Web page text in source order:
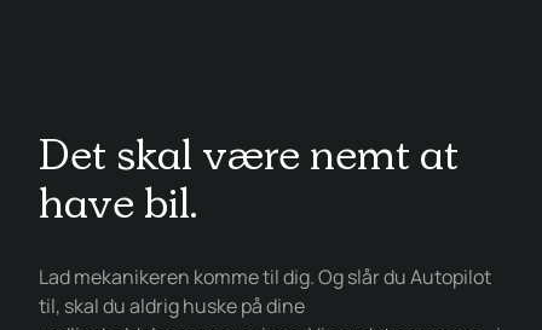
Det skal være nemt at
have bil.
Lad mekanikeren komme til dig. Og slår du Autopilot
til, skal du aldrig huske på dine